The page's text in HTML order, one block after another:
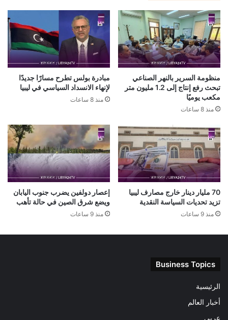
منظومة السرير بالنهر الصناعي
تبحث رفع إنتاج إلى 1.2 مليون متر
مكعب يوميًا
منذ 8 ساعات
مبادرة بولس تطرح مسارًا جديدًا
لإنهاء الانسداد السياسي في ليبيا
منذ 8 ساعات
70 مليار دينار خارج مصارف ليبيا
تزيد تحديات السياسة النقدية
منذ 9 ساعات
إعصار دولفين يضرب جنوب اليابان
ويضع شرق الصين في حالة تأهب
منذ 9 ساعات
Business Topics
الرئيسية
أخبار العالم
عربى